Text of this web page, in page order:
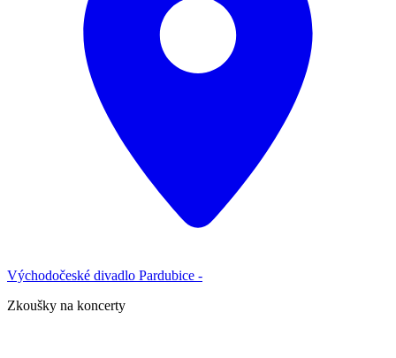
Východočeské divadlo Pardubice -
Zkoušky na koncerty